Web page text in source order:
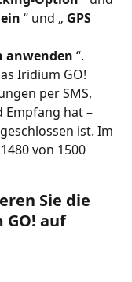
“ und „ GPS
anwenden “.
Iridium GO!
per SMS,
Empfang hat –
ist. Im
von 1500
Sie die
GO! auf